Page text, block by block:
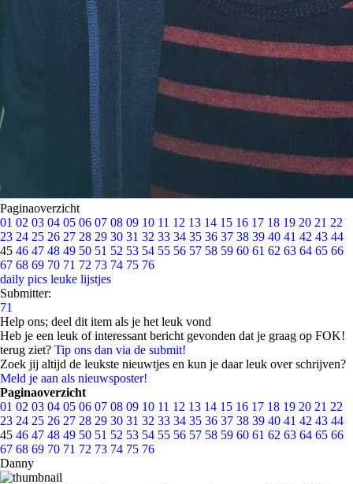
Paginaoverzicht
01 02 03 04 05 06 07 08 09 10 11 12 13 14 15 16 17 18 19 20 21 22
23 24 25 26 27 28 29 30 31 32 33 34 35 36 37 38 39 40 41 42 43 44
45 46 47 48 49 50 51 52 53 54 55 56 57 58 59 60 61 62 63 64 65 66
67 68 69 70 71 72 73 74 75 76
daily pics leuke lijstjes
Submitter:
71
Help ons; deel dit item als je het leuk vond
Heb je een leuk of interessant bericht gevonden dat je graag op FOK!
terug ziet? Tip ons dan via de submit!
Zoek jij altijd de leukste nieuwtjes en kun je daar leuk over schrijven?
Meld je aan als nieuwsposter!
Paginaoverzicht
01 02 03 04 05 06 07 08 09 10 11 12 13 14 15 16 17 18 19 20 21 22
23 24 25 26 27 28 29 30 31 32 33 34 35 36 37 38 39 40 41 42 43 44
45 46 47 48 49 50 51 52 53 54 55 56 57 58 59 60 61 62 63 64 65 66
67 68 69 70 71 72 73 74 75 76
Danny